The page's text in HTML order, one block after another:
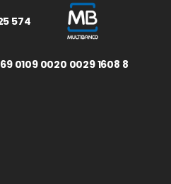
574
0109 0020 0029 1608 8